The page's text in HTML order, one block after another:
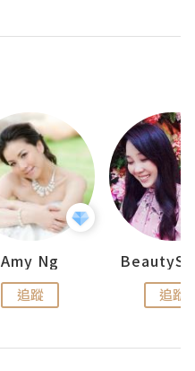
Amy Ng
追蹤 追蹤